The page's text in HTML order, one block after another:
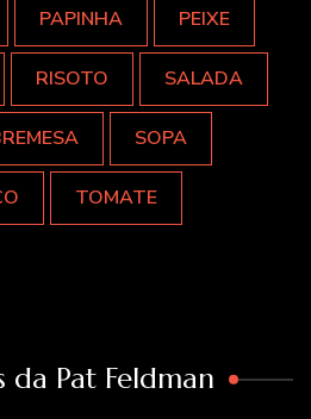
PAPINHA PEIXE
RISOTO SALADA
SOPA
TOMATE
da Pat Feldman